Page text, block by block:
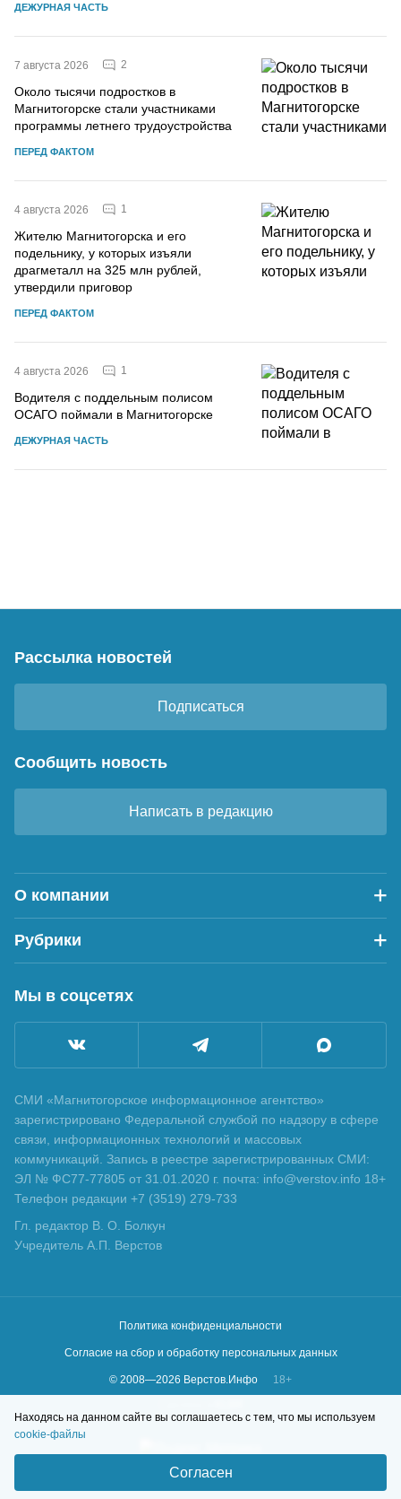
ДЕЖУРНАЯ ЧАСТЬ
7 августа 2026 2
Около тысячи подростков в
Магнитогорске стали участниками
программы летнего трудоустройства
ПЕРЕД ФАКТОМ
4 августа 2026 1
Жителю Магнитогорска и его
подельнику, у которых изъяли
драгметалл на 325 млн рублей,
утвердили приговор
ПЕРЕД ФАКТОМ
4 августа 2026 1
Водителя с поддельным полисом
ОСАГО поймали в Магнитогорске
ДЕЖУРНАЯ ЧАСТЬ
Рассылка новостей
Подписаться
Сообщить новость
Написать в редакцию
О компании
Рубрики
Мы в соцсетях
СМИ «Магнитогорское информационное агентство»
зарегистрировано Федеральной службой по надзору в сфере
связи, информационных технологий и массовых
коммуникаций. Запись в реестре зарегистрированных СМИ:
ЭЛ № ФС77-77805 от 31.01.2020 г. почта: info@verstov.info 18+
Телефон редакции +7 (3519) 279-733
Гл. редактор В. О. Болкун
Учредитель А.П. Верстов
Политика конфиденциальности
Согласие на сбор и обработку персональных данных
© 2008—2026 Верстов.Инфо
18+
Находясь на данном сайте вы соглашаетесь с тем, что мы используем
cookie-файлы
Согласен